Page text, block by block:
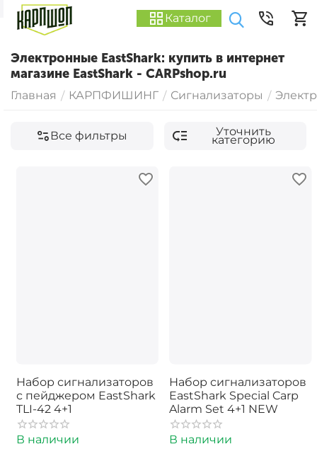
Каталог
Электронные EastShark: купить в интернет
магазине EastShark - CARPshop.ru
Главная / КАРПФИШИНГ / Сигнализаторы /
Все фильтры Уточнить
категорию
Набор сигнализаторов
с пейджером EastShark
TLI-42 4+1
В наличии
Набор сигнализаторов
EastShark Special Carp
Alarm Set 4+1 NEW
В наличии